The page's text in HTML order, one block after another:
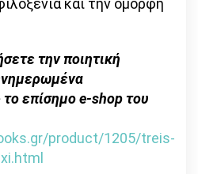
και την όμορφη
την ποιητική
επίσημο e-shop του
product/1205/treis-